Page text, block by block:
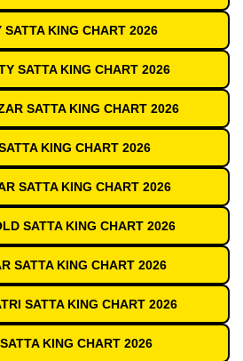
SATTA KING CHART 2026
SATTA KING CHART 2026
SATTA KING CHART 2026
KING CHART 2026
SATTA KING CHART 2026
SATTA KING CHART 2026
SATTA KING CHART 2026
SATTA KING CHART 2026
KING CHART 2026